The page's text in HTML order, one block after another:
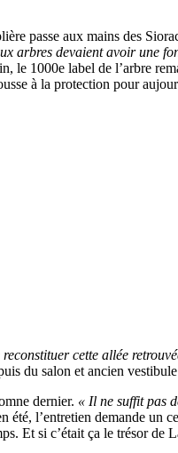
passe aux mains des
arbres devaient avoir une
le 1000e label de l’arbre
à la protection pour
cette allée
du salon et ancien
dernier. « Il ne suffit pas
été, l’entretien demande
Et si c’était ça le trésor de